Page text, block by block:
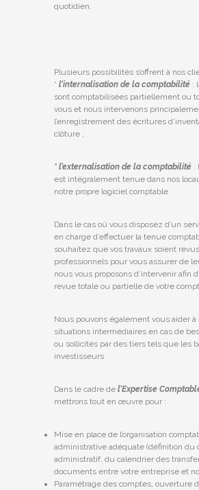
quotidien.
Plusieurs possibilités s’offrent à nos
* l’internalisation de la comptabilité :
sont comptabilisées partiellement ou
vous et nous intervenons
l’enregistrement des écritures
clôture ;
* l’externalisation de la comptabilité :
est intégralement tenue dans nos
notre propre logiciel comptable
Dans le cas où vous disposez d’un
en charge d’effectuer la tenue
souhaitez que vos travaux soient
professionnels pour vous assurer de
nous vous proposons d’intervenir afin
revue totale ou partielle de votre
Nous pouvons également vous aider à
situations intermédiaires en cas de
ou sollicités par des tiers tels que les
investisseurs
Dans le cadre de l’Expertise
mettrons tout en œuvre pour :
Mise en place de l’organisation
administrative adéquate (définition du
administratif, du calendrier des
documents entre votre entreprise et
Paramétrage des comptes, ouverture